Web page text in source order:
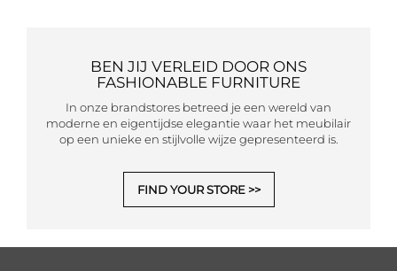
BEN JIJ VERLEID DOOR ONS
FASHIONABLE FURNITURE
In onze brandstores betreed je een wereld van
moderne en eigentijdse elegantie waar het meubilair
op een unieke en stijlvolle wijze gepresenteerd is.
FIND YOUR STORE